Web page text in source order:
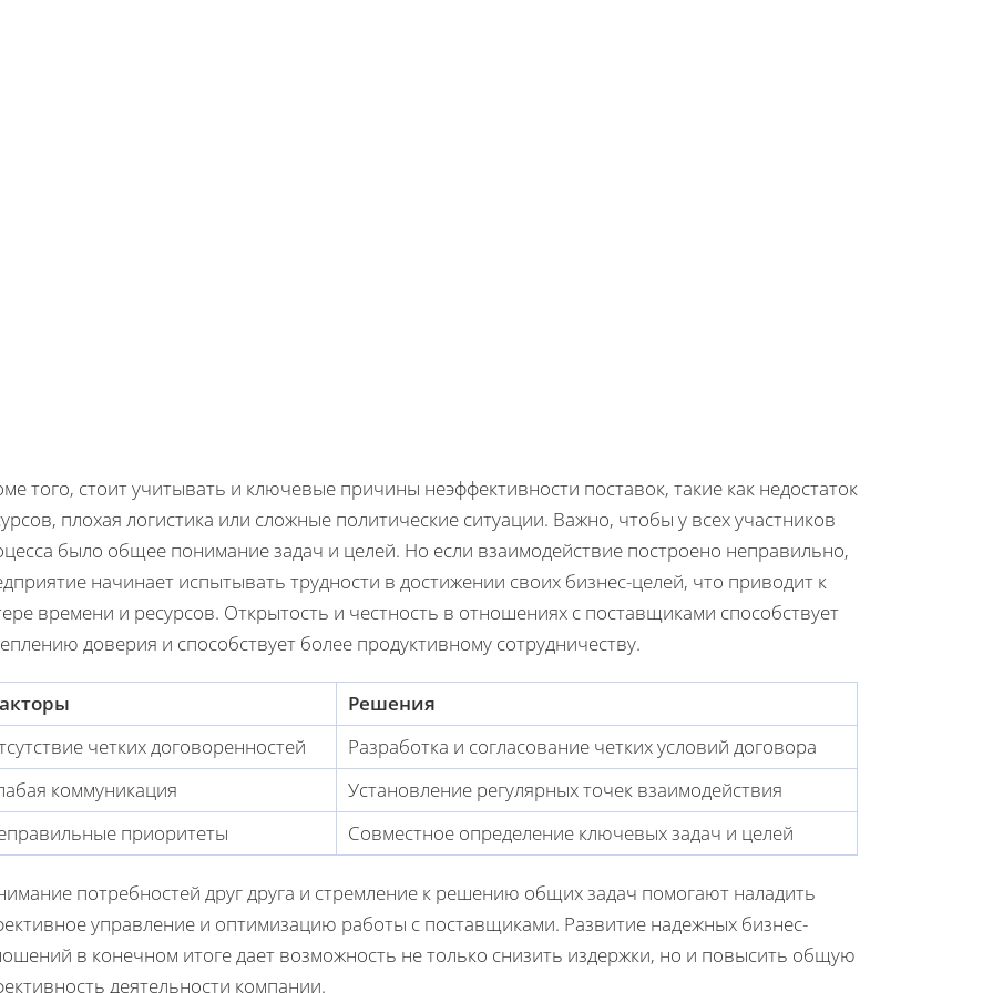
того, стоит учитывать и ключевые причины неэффективности поставок, такие как недостаток
плохая логистика или сложные политические ситуации. Важно, чтобы у всех участников
было общее понимание задач и целей. Но если взаимодействие построено неправильно,
начинает испытывать трудности в достижении своих бизнес-целей, что приводит к
времени и ресурсов. Открытость и честность в отношениях с поставщиками способствует
доверия и способствует более продуктивному сотрудничеству.
Решения
четких договоренностей
Разработка и согласование четких условий договора
коммуникация
Установление регулярных точек взаимодействия
приоритеты
Совместное определение ключевых задач и целей
потребностей друг друга и стремление к решению общих задач помогают наладить
управление и оптимизацию работы с поставщиками. Развитие надежных бизнес-
в конечном итоге дает возможность не только снизить издержки, но и повысить общую
деятельности компании.